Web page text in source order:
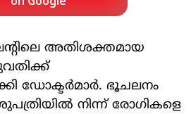
അതിശക്തമായ
ഡോക്ടര്‍മാര്‍. ഭൂചലനം
നിന്ന് രോഗികളെ